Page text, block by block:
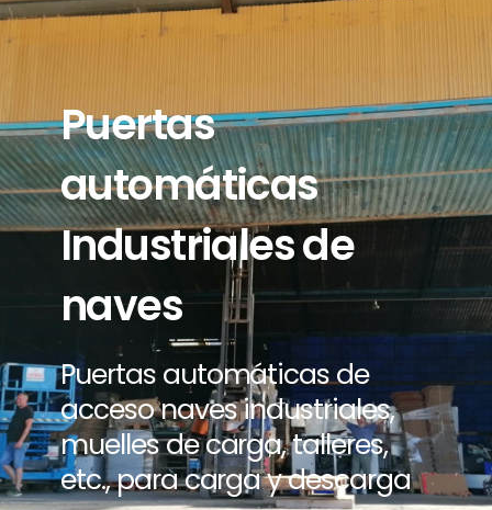
Puertas
automáticas
Industriales de
naves
Puertas automáticas de
acceso naves industriales,
muelles de carga, talleres,
etc., para carga y descarga